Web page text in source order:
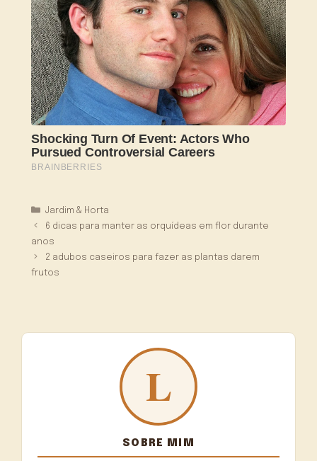
Categorias
Jardim & Horta
6 dicas para manter as orquídeas em flor durante
anos
2 adubos caseiros para fazer as plantas darem
frutos
SOBRE MIM